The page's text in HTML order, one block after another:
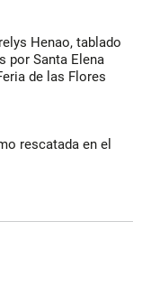
Henao, tablado
por Santa Elena
de las Flores
rescatada en el